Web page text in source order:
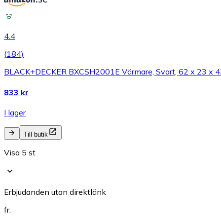
4.4
(184)
BLACK+DECKER BXCSH2001E Värmare, Svart, 62 x 23 x
833 kr
I lager
Till butik
Visa 5 st
Erbjudanden utan direktlänk
fr.